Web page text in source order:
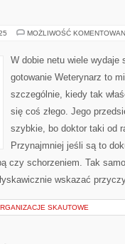
MOŻLIWOŚĆ
W dobie netu wiele wydaje
gotowanie Weterynarz to
szczególnie, kiedy tak
się coś złego. Jego
szybkie, bo doktor taki od
Przynajmniej jeśli są to
czy schorzeniem. Tak
wskazać
SKAUTOWE